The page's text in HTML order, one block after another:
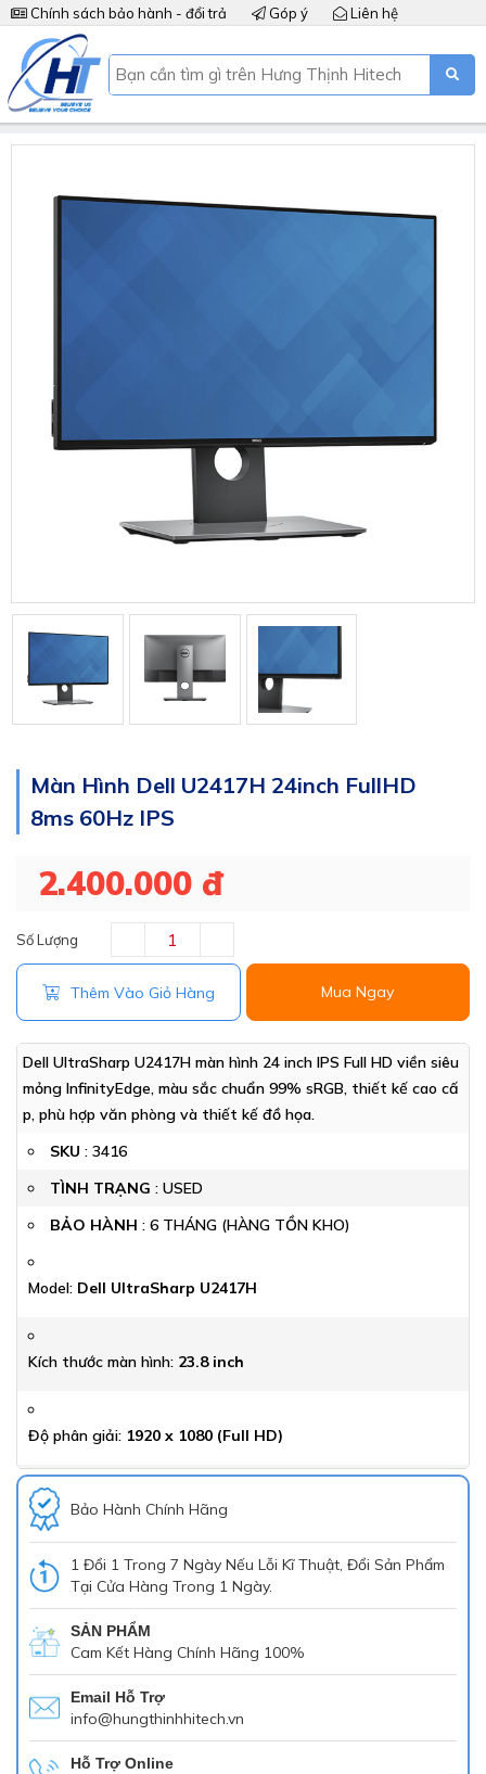
Chính sách bảo hành - đổi trả Góp ý Liên hệ
Màn Hình Dell U2417H 24inch FullHD
8ms 60Hz IPS
2.400.000 đ
Số Lượng
Thêm Vào Giỏ Hàng Mua Ngay
Dell UltraSharp U2417H màn hình 24 inch IPS Full HD viền siêu
mỏng InfinityEdge, màu sắc chuẩn 99% sRGB, thiết kế cao cấ
p, phù hợp văn phòng và thiết kế đồ họa.
SKU : 3416
TÌNH TRẠNG : USED
BẢO HÀNH : 6 THÁNG (HÀNG TỒN KHO)
Model: Dell UltraSharp U2417H
Kích thước màn hình: 23.8 inch
Độ phân giải: 1920 x 1080 (Full HD)
Tấm nền: IPS
Tỷ lệ màn hình:16:9
Thời gian phản hồi:6ms
Độ sáng:250 cd/m²
Bảo Hành Chính Hãng
1 Đổi 1 Trong 7 Ngày Nếu Lỗi Kĩ Thuật, Đổi Sản Phẩm
Tại Cửa Hàng Trong 1 Ngày.
SẢN PHẨM
Cam Kết Hàng Chính Hãng 100%
Email Hỗ Trợ
info@hungthinhhitech.vn
Hỗ Trợ Online